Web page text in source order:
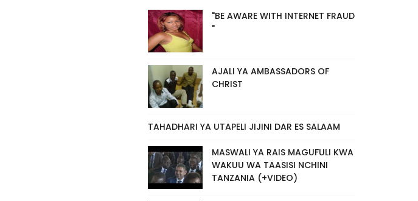
"BE AWARE WITH INTERNET FRAUD
"
AJALI YA AMBASSADORS OF
CHRIST
TAHADHARI YA UTAPELI JIJINI DAR ES SALAAM
MASWALI YA RAIS MAGUFULI KWA
WAKUU WA TAASISI NCHINI
TANZANIA (+VIDEO)